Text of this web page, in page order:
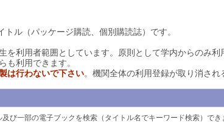
ル（パッケージ購読、個別購読誌）です。
利用者範囲としています。原則として学内からのみ利
も利用できます。
は行わないで下さい。機関全体の利用登録が取り消され
及び一部の電子ブックを検索（タイトル名でキーワード検索）で